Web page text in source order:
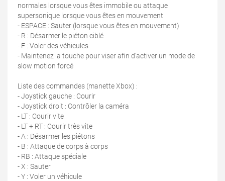
normales lorsque vous êtes immobile ou attaque
supersonique lorsque vous êtes en mouvement
- ESPACE : Sauter (lorsque vous êtes en mouvement)
- R : Désarmer le piéton ciblé
- F : Voler des véhicules
- Maintenez la touche pour viser afin d'activer un mode de
slow motion forcé
Liste des commandes (manette Xbox) :
- Joystick gauche : Courir
- Joystick droit : Contrôler la caméra
- LT : Courir vite
- LT + RT : Courir très vite
- A : Désarmer les piétons
- B : Attaque de corps à corps
- RB : Attaque spéciale
- X : Sauter
- Y : Voler un véhicule